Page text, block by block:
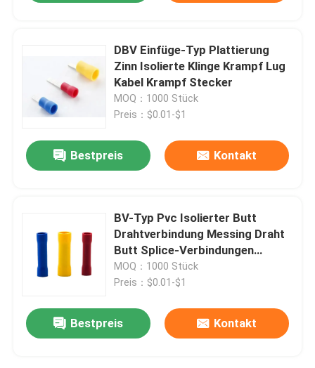
DBV Einfüge-Typ Plattierung
Zinn Isolierte Klinge Krampf Lug
Kabel Krampf Stecker
MOQ：1000 Stück
Preis：$0.01-$1
Bestpreis Kontakt
BV-Typ Pvc Isolierter Butt
Drahtverbindung Messing Draht
Butt Splice-Verbindungen
Tubular
MOQ：1000 Stück
Preis：$0.01-$1
Bestpreis Kontakt